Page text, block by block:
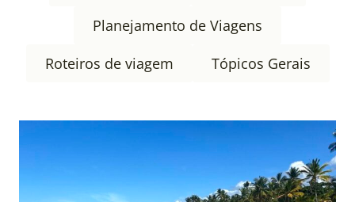
Planejamento de Viagens
Roteiros de viagem
Tópicos Gerais